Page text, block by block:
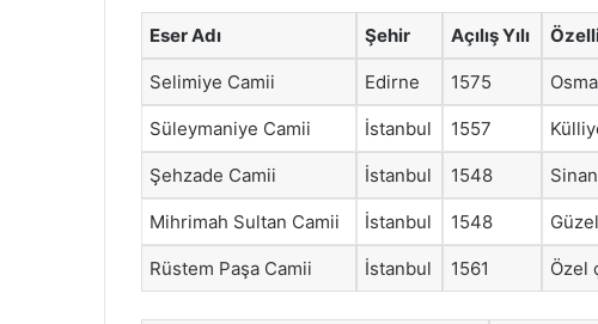
Eser Adı Şehir Açılış Yılı
Selimiye Camii Edirne 1575
Süleymaniye Camii İstanbul 1557
Şehzade Camii İstanbul 1548
Mihrimah Sultan Camii İstanbul 1548
Rüstem Paşa Camii İstanbul 1561 Özel